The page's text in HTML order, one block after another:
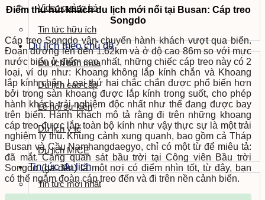
Video quảng bá
Tin tức hữu ích
Du lịch theo chủ đề
Du lịch bốn mùa
Du lịch cao cấp
Lễ hội sự kiện
Du lịch y tế
Du lịch MICE
Tin tức du lịch
Tin tức mới nhất
Điểm thu hút khách du lịch mới nổi tại Busan: Cáp treo
Songdo
Cáp treo Songdo vận chuyển hành khách vượt qua biển.
Đoạn đường lên đến 1.62km và ở độ cao 86m so với mực
nước biển ở điểm cao nhất, những chiếc cáp treo này có 2
loại, ví dụ như: Khoang không lắp kính chắn và Khoang
lắp kính chắn. Loại thứ hai chắc chắn được phổ biến hơn
bởi trong sàn khoang được lắp kính trong suốt, cho phép
hành khách trải nghiệm độc nhất như thể đang được bay
trên biển. Hành khách mô tả rằng đi trên những khoang
cáp treo được lắp toàn bộ kính như vậy thực sự là một trải
nghiệm lý thú. Khung cảnh xung quanh, bao gồm cả Tháp
Busan và Cầu Namhangdaegyo, chỉ có một từ để miêu tả:
đã mắt. Cảng quan sát bầu trời tại Công viên Bầu trời
Songdo (ga đến) là một nơi có điểm nhìn tốt, từ đây, bạn
có thể ngắm đoàn cáp treo đến và đi trên nền cảnh biển.